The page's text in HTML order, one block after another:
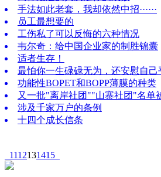
手法如此老套，我却依然中招······
员工最想要的
工伤私了可以反悔的六种情况
韦尔奇：给中国企业家的制胜锦囊
适者生存！
最怕你一生碌碌无为，还安慰自己
功能性BOPET和BOPP薄膜的种类
又一批"离岸社团""山寨社团"名单
涉及千家万户的条例
十四个成长信条
1112131415